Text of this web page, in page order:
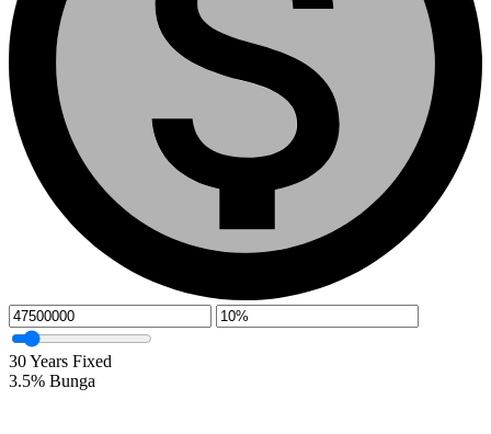
30Years Fixed
3.5% Bunga